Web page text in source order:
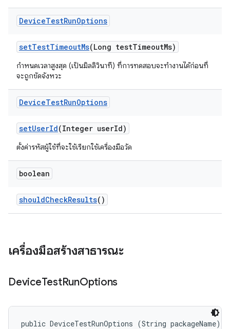
DeviceTestRunOptions
setTestTimeoutMs(Long testTimeoutMs)
กำหนดเวลาสูงสุด (เป็นมิลลิวินาที) ที่การทดสอบจะทำงานได้ก่อนที่
จะถูกขัดจังหวะ
DeviceTestRunOptions
setUserId(Integer userId)
ตั้งค่ารหัสผู้ใช้ที่จะใช้เรียกใช้เครื่องมือวัด
boolean
shouldCheckResults()
เครื่องมือสร้างสาธารณะ
DeviceTestRunOptions
public DeviceTestRunOptions (String packageName)